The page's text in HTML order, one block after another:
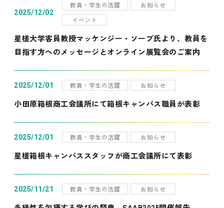
2025/12/02
教員・学生の活躍
お知らせ
イベント
星槎大学客員教授マッケンジー・ソープ氏より、教員を
目指す方へのメッセージとオンライン展覧会のご案内
2025/12/01 教員・学生の活躍 お知らせ
小田原箱根商工会議所にて箱根キャンパス職員が表彰
2025/12/01 教員・学生の活躍 お知らせ
星槎箱根キャンパススタッフが商工会議所にて表彰
2025/11/21 教員・学生の活躍 お知らせ